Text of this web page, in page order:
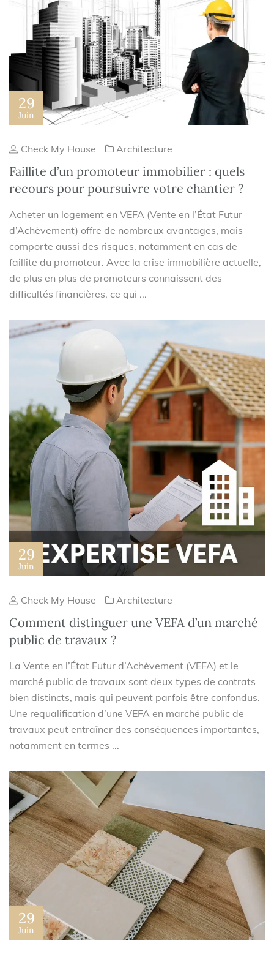
29
Juin
Check My House Architecture
Faillite d’un promoteur immobilier : quels
recours pour poursuivre votre chantier ?
Acheter un logement en VEFA (Vente en l’État Futur
d’Achèvement) offre de nombreux avantages, mais
comporte aussi des risques, notamment en cas de
faillite du promoteur. Avec la crise immobilière actuelle,
de plus en plus de promoteurs connaissent des
difficultés financières, ce qui ...
29
Juin
Check My House Architecture
Comment distinguer une VEFA d’un marché
public de travaux ?
La Vente en l’État Futur d’Achèvement (VEFA) et le
marché public de travaux sont deux types de contrats
bien distincts, mais qui peuvent parfois être confondus.
Une requalification d’une VEFA en marché public de
travaux peut entraîner des conséquences importantes,
notamment en termes ...
29
Juin